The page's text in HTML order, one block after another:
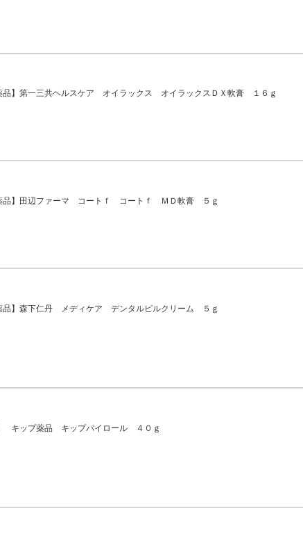
品】第一三共ヘルスケア オイラックス オイラックスＤＸ軟膏 １６ｇ
薬品】田辺ファーマ コートｆ コートｆ ＭＤ軟膏 ５ｇ
品】森下仁丹 メディケア デンタルピルクリーム ５ｇ
キップ薬品 キップパイロール ４０ｇ